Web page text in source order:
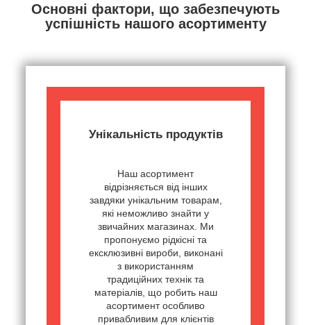
Основні фактори, що забезпечують
успішність нашого асортименту
Унікальність продуктів
Наш асортимент
відрізняється від інших
завдяки унікальним товарам,
які неможливо знайти у
звичайних магазинах. Ми
пропонуємо рідкісні та
ексклюзивні вироби, виконані
з використанням
традиційних технік та
матеріалів, що робить наш
асортимент особливо
привабливим для клієнтів